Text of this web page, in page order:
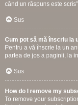
când un răspuns este
Sus
Cum pot să mă înscriu la
Pentru a vă înscrie la un
partea de jos a paginii, la
Sus
How do I remove my
To remove your